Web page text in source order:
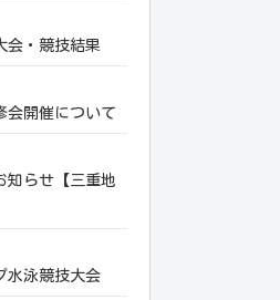
会・競技結果
会開催について
知らせ【三重地
水泳競技大会